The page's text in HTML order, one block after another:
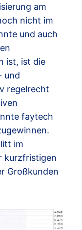
am
nicht im
und auch
ist, ist die
und
regelrecht
faytech
im
kurzfristigen
Großkunden